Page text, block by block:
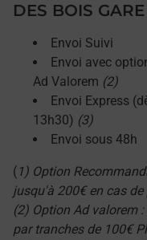
DES BOIS
Envoi Suivi
Envoi avec
Ad Valorem (2)
Envoi Express
13h30) (3)
Envoi sous 48h
( 1) Option
jusqu'à 200€ en cas
(2) Option Ad valorem
par tranches de 100€